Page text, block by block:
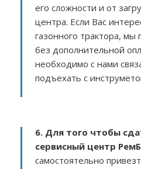
его сложности и от
центра. Если Вас
газонного трактора, мы
без дополнительной
необходимо с нами
подъехать с
6. Для того чтобы
сервисный центр
самостоятельно